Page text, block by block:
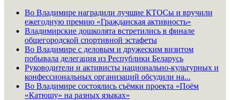
Во Владимире наградили лучшие КТОСы и вручили
ежегодную премию «Гражданская активность»
Владимирские дошколята встретились в финале
общегородской спортивной эстафеты
Во Владимире с деловым и дружеским визитом
побывала делегация из Республики Беларусь
Руководители и активисты национально-культурных и
конфессиональных организаций обсудили на...
Во Владимире состоялись съёмки проекта «Поём
«Катюшу» на разных языках»